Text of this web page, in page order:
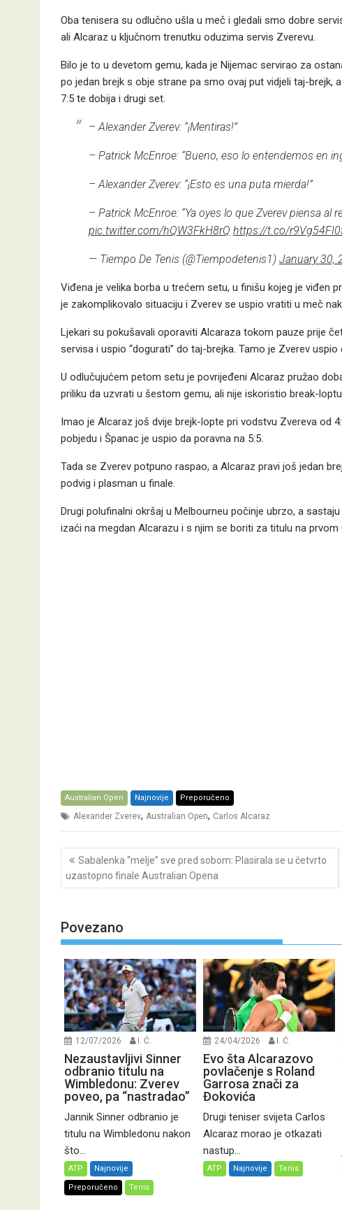
Oba tenisera su odlučno ušla u meč i gledali smo dobre
ali Alcaraz u ključnom trenutku oduzima servis Zverevu.
Bilo je to u devetom gemu, kada je Nijemac servirao za
po jedan brejk s obje strane pa smo ovaj put vidjeli taj-
7:5 te dobija i drugi set.
– Alexander Zverev: “¡Mentiras!”
– Patrick McEnroe: “Bueno, eso lo entendemos en
– Alexander Zverev: “¡Esto es una puta mierda!”
– Patrick McEnroe: “Ya oyes lo que Zverev piensa al
pic.twitter.com/hQW3FkH8rQ https://t.co/
— Tiempo De Tenis (@Tiempodetenis1) January 30,
Viđena je velika borba u trećem setu, u finišu kojeg je viđen
je zakomplikovalo situaciju i Zverev se uspio vratiti u meč
Ljekari su pokušavali oporaviti Alcaraza tokom pauze prije
servisa i uspio “dogurati” do taj-brejka. Tamo je Zverev
U odlučujućem petom setu je povrijeđeni Alcaraz pružao
priliku da uzvrati u šestom gemu, ali nije iskoristio break-
Imao je Alcaraz još dvije brejk-lopte pri vodstvu Zvereva od
pobjedu i Španac je uspio da poravna na 5:5.
Tada se Zverev potpuno raspao, a Alcaraz pravi još jedan
podvig i plasman u finale.
Drugi polufinalni okršaj u Melbourneu počinje ubrzo, a
izaći na megdan Alcarazu i s njim se boriti za titulu na prvom
Australian Open Najnovije Preporučeno
Alexander Zverev, Australian Open, Carlos Alcaraz
Post
navigation
Sabalenka “melje” sve pred sobom: Plasirala se u četvrto
uzastopno finale Australian Opena
Povezano
12/07/2026 I. Ć.
Nezaustavljivi Sinner
odbranio titulu na
Wimbledonu: Zverev
poveo, pa “nastradao”
Jannik Sinner odbranio je
titulu na Wimbledonu nakon
što...
ATP Najnovije
Preporučeno Tenis
24/04/2026 I. Ć.
Evo šta Alcarazovo
povlačenje s Roland
Garrosa znači za
Đokovića
Drugi teniser svijeta Carlos
Alcaraz morao je otkazati
nastup...
ATP Najnovije Tenis